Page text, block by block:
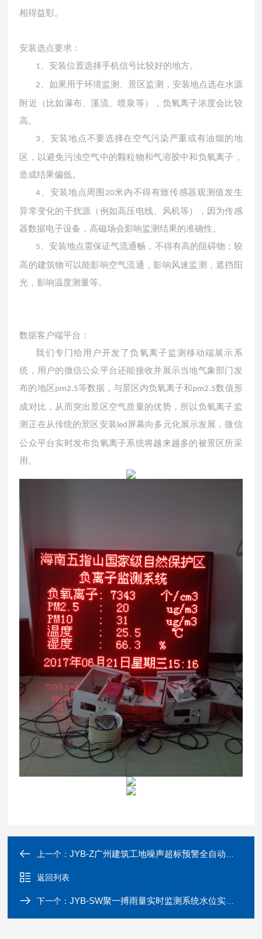
相得益彰。
安装选点要求：
1 、安装位置选择手机信号比较好的地方。
2
、如果用于环境监测、景区监测，安装地点选在水源
附近（比如瀑布、溪流、喷泉等），负氧离子浓度会比较
高。
3
、安装地点不要选择在空气污染严重或有油烟的地
区，以避免污浊空气中的颗粒物和气溶胶中和负氧离子，
造成结果偏低。
4 、安装地点周围 20米内不得有致传感器观测值发生
异常变化的干扰源（例如高压电线、风机等），因为传感
器数据电子设备，高磁场会影响监测结果的准确性。
5
、安装地点需保证气流通畅，不得有高的阻碍物；较
高的建筑物可以能影响空气流通，影响风速监测，遮挡阳
光，影响温度测量等。
数据客户端平台：
我们专门给用户开发了负氧离子监测移动端展示系
统，用户的微信公众平台还能接收并展示当地气象部门发
布的地区pm2.5等数据，与景区内负氧离子和 pm2.5数值形
成对比，从而突出景区空气质量的优势，所以负氧离子监
测正在从传统的景区安装led 屏幕向多元化展示发展，微信
公众平台实时发布负氧离子系统将越来越多的被景区所采
用。
上一个：JYB-Z广州建筑工地噪声超标预警全自动监测系统
返回列表
下一个：JYB-SW聚一搏雨量实时监测系统水位实测设备批发价